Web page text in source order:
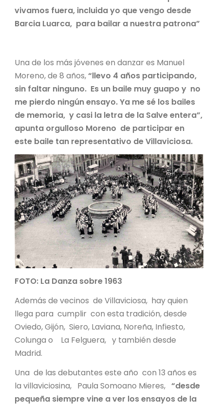
vivamos fuera, incluida yo que vengo desde
Barcia Luarca, para bailar a nuestra patrona”
Una de los más jóvenes en danzar es Manuel
Moreno, de 8 años,“llevo 4 años participando,
sin faltar ninguno. Es un baile muy guapo y no
me pierdo ningún ensayo. Ya me sé los bailes
de memoria, y casi la letra de la Salve entera”,
apunta orgulloso Moreno de participar en
este baile tan representativo de Villaviciosa.
FOTO: La Danza sobre 1963
Además de vecinos de Villaviciosa, hay quien
llega para cumplir con esta tradición, desde
Oviedo, Gijón, Siero, Laviana, Noreña, Infiesto,
Colunga o La Felguera, y también desde
Madrid.
Una de las debutantes este año con 13 años es
la villaviciosina, Paula Somoano Mieres, “desde
pequeña siempre vine a ver los ensayos de la